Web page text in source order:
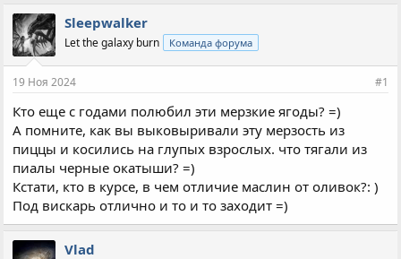
т
о
р
т
е
ы
т
н
а
л
а
Sleepwalker
Let the galaxy burn Команда форума
19 Ноя 2024 #1
Кто еще с годами полюбил эти мерзкие ягоды? =)
А помните, как вы выковыривали эту мерзость из
пиццы и косились на глупых взрослых. что тягали из
пиалы черные окатыши? =)
Кстати, кто в курсе, в чем отличие маслин от оливок?: )
Под вискарь отлично и то и то заходит =)
Vlad